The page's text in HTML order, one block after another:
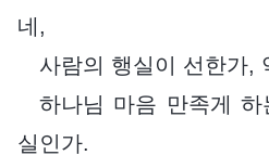
네,
사람의 행실이 선한가,
하나님 마음 만족게
실인가.